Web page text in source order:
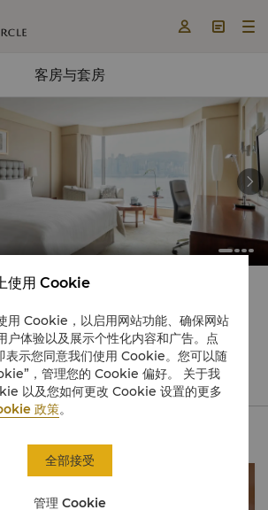
  
客房与套房

优雅舒适的宽敞客房和套房。客房的暖色
饰风格相得益彰，入住宾客透过明亮的落地
香港标志性天际线的迷人风光。
使用 Cookie
用 Cookie，以启用网站功能、确保网站
户体验以及展示个性化内容和广告。点
表示您同意我们使用 Cookie。您可以随
，管理您的 Cookie 偏好。 关于我
以及您如何更改 Cookie 设置的更多
政策。
管理 Cookie
全部接受